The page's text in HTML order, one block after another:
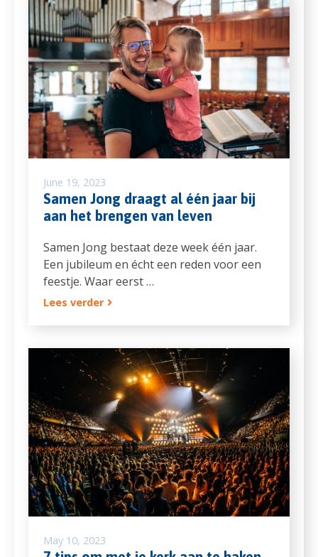
June 19, 2023
Samen Jong draagt al één jaar bij
aan het brengen van leven
Samen Jong bestaat deze week één jaar.
Een jubileum en écht een reden voor een
feestje. Waar eerst …
Lees verder
May 10, 2023